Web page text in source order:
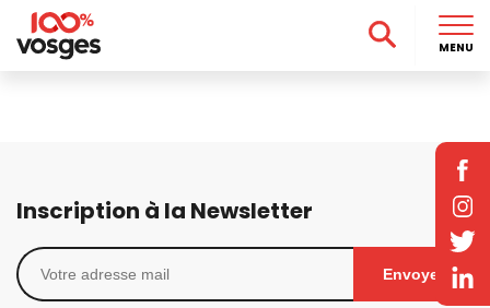
Inscription à la Newsletter
Envoyer
MENU